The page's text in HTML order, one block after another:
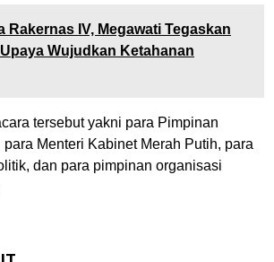
Rakernas IV, Megawati Tegaskan
Wujudkan Ketahanan
tersebut yakni para Pimpinan
para Menteri Kabinet Merah Putih, para
dan para pimpinan organisasi